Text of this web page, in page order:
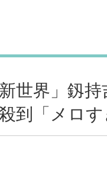
新世界」釼
到「メロ